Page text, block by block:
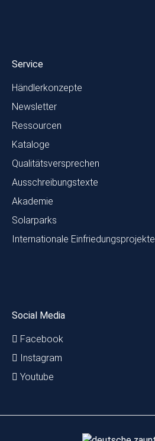
Service
Händlerkonzepte
Newsletter
Ressourcen
Kataloge
Qualitätsversprechen
Ausschreibungstexte
Akademie
Solarparks
Internationale Einfriedungsprojekte
Social Media
Facebook
Instagram
Youtube